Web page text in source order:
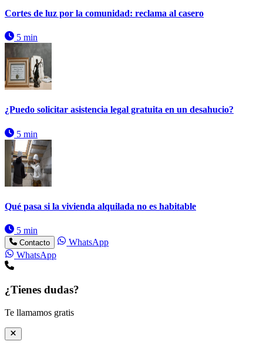
Cortes de luz por la comunidad: reclama al casero
5 min
¿Puedo solicitar asistencia legal gratuita en un desahucio?
5 min
Qué pasa si la vivienda alquilada no es habitable
5 min
Contacto
WhatsApp
WhatsApp
¿Tienes dudas?
Te llamamos gratis